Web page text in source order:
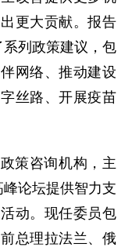
更大贡献。报告
系列政策建议，包
网络、推动建设
丝路、开展疫苗
策咨询机构，主
峰论坛提供智力支
动。现任委员包
总理拉法兰、俄